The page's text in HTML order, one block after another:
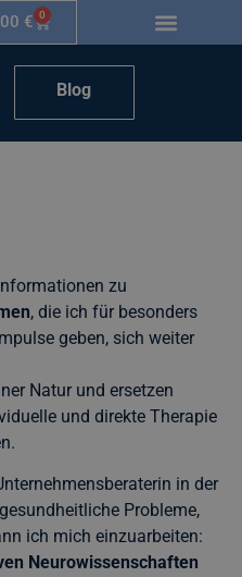
€ 0
Blog
zu
, die ich für besonders
geben, sich weiter
Natur und ersetzen
und direkte Therapie
in der
Probleme,
ich mich einzuarbeiten:
Neurowissenschaften